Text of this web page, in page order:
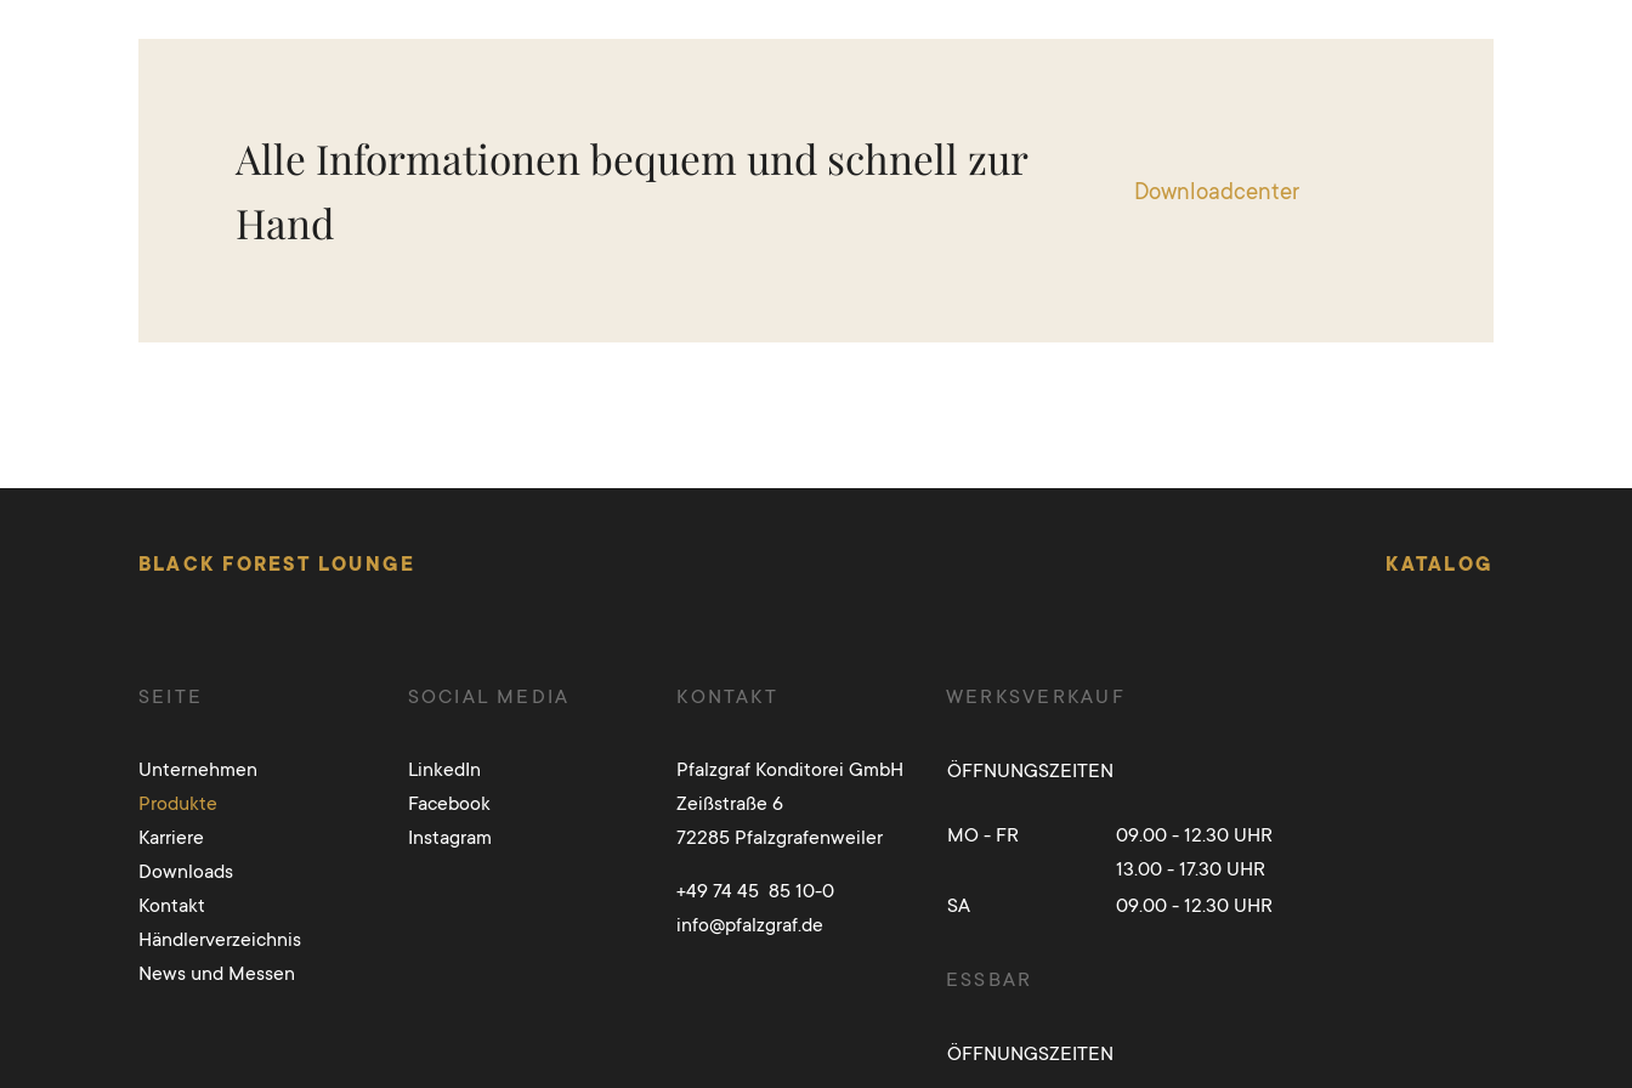
Alle Informationen bequem und schnell zur
Hand
Downloadcenter
BLACK FOREST LOUNGE KATALOG
SEITE
Unternehmen
Produkte
Karriere
Downloads
Kontakt
Händlerverzeichnis
News und Messen
SOCIAL MEDIA
LinkedIn
Facebook
Instagram
KONTAKT
Pfalzgraf Konditorei GmbH
Zeißstraße 6
72285 Pfalzgrafenweiler
+49 74 45 85 10-0
info@pfalzgraf.de
WERKSVERKAUF
ÖFFNUNGSZEITEN
MO - FR
09.00 - 12.30 UHR
13.00 - 17.30 UHR
SA
09.00 - 12.30 UHR
ESSBAR
ÖFFNUNGSZEITEN